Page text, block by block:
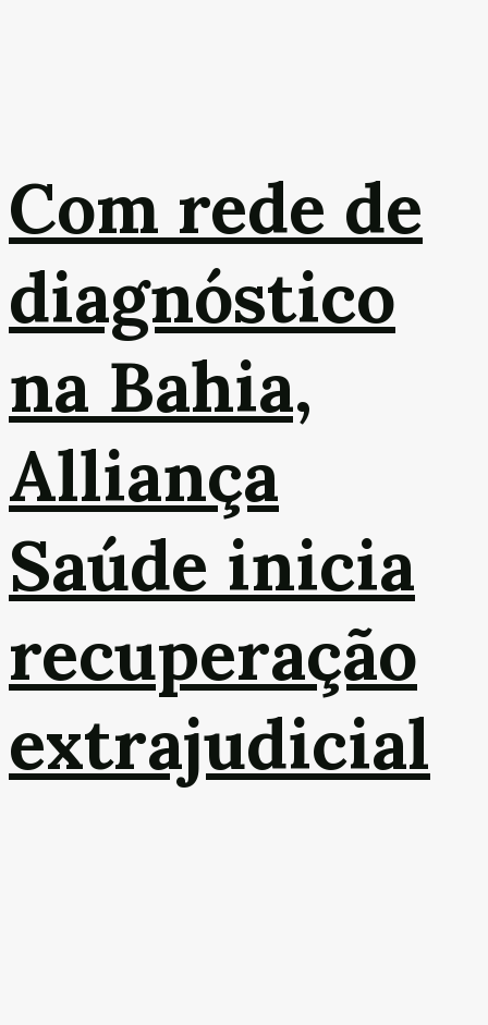
Com rede de
diagnóstico
na Bahia,
Alliança
Saúde inicia
recuperação
extrajudicial